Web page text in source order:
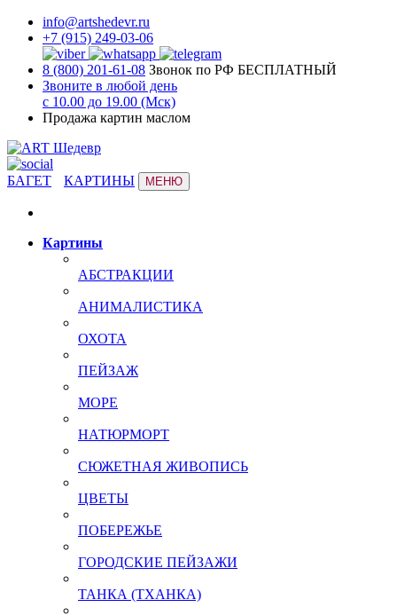
info@artshedevr.ru
+7 (915) 249-03-06
8 (800) 201-61-08 Звонок по РФ БЕСПЛАТНЫЙ
Звоните в любой день
с 10.00 до 19.00 (Мск)
Продажа картин маслом
БАГЕТ КАРТИНЫ МЕНЮ
Картины
АБСТРАКЦИИ
АНИМАЛИСТИКА
ОХОТА
ПЕЙЗАЖ
МОРЕ
НАТЮРМОРТ
СЮЖЕТНАЯ ЖИВОПИСЬ
ЦВЕТЫ
ПОБЕРЕЖЬЕ
ГОРОДСКИЕ ПЕЙЗАЖИ
ТАНКА (ТХАНКА)